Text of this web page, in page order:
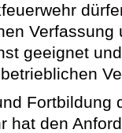
geeignet
Fortbildung
hat den